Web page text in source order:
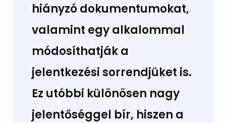
hiányzó dokumentumokat,
valamint egy alkalommal
módosíthatják a
jelentkezési sorrendjüket is.
Ez utóbbi különösen nagy
jelentőséggel bír, hiszen a